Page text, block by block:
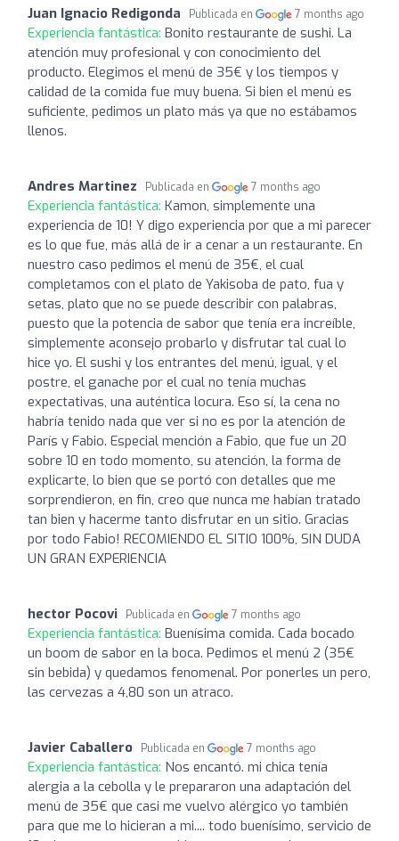
Juan Ignacio Redigonda Publicada en 7 months ago
Experiencia fantástica: Bonito restaurante de sushi. La
atención muy profesional y con conocimiento del
producto. Elegimos el menú de 35€ y los tiempos y
calidad de la comida fue muy buena. Si bien el menú es
suficiente, pedimos un plato más ya que no estábamos
llenos.
Andres Martinez Publicada en 7 months ago
Experiencia fantástica: Kamon, simplemente una
experiencia de 10! Y digo experiencia por que a mi parecer
es lo que fue, más allá de ir a cenar a un restaurante. En
nuestro caso pedimos el menú de 35€, el cual
completamos con el plato de Yakisoba de pato, fua y
setas, plato que no se puede describir con palabras,
puesto que la potencia de sabor que tenía era increíble,
simplemente aconsejo probarlo y disfrutar tal cual lo
hice yo. El sushi y los entrantes del menú, igual, y el
postre, el ganache por el cual no tenía muchas
expectativas, una auténtica locura. Eso sí, la cena no
habría tenido nada que ver si no es por la atención de
París y Fabio. Especial mención a Fabio, que fue un 20
sobre 10 en todo momento, su atención, la forma de
explicarte, lo bien que se portó con detalles que me
sorprendieron, en fin, creo que nunca me habían tratado
tan bien y hacerme tanto disfrutar en un sitio. Gracias
por todo Fabio! RECOMIENDO EL SITIO 100%, SIN DUDA
UN GRAN EXPERIENCIA
hector Pocovi Publicada en 7 months ago
Experiencia fantástica: Buenísima comida. Cada bocado
un boom de sabor en la boca. Pedimos el menú 2 (35€
sin bebida) y quedamos fenomenal. Por ponerles un pero,
las cervezas a 4,80 son un atraco.
Javier Caballero Publicada en 7 months ago
Experiencia fantástica: Nos encantó. mi chica tenía
alergia a la cebolla y le prepararon una adaptación del
menú de 35€ que casi me vuelvo alérgico yo también
para que me lo hicieran a mi.... todo buenísimo, servicio de